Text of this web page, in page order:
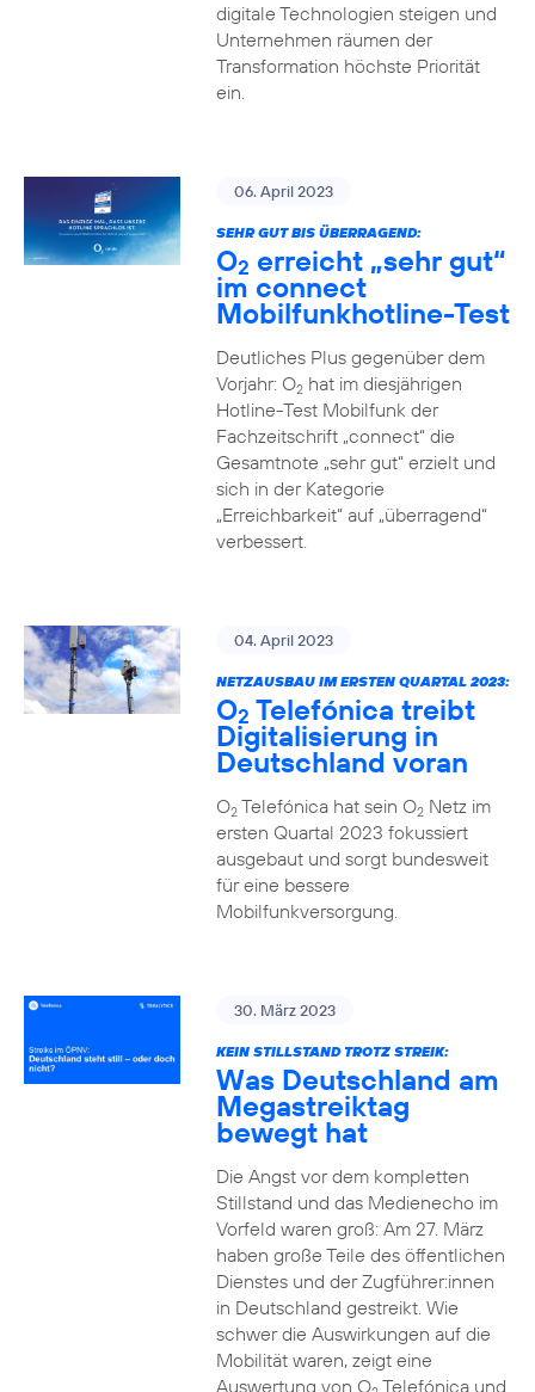
digitale Technologien steigen und
Unternehmen räumen der
Transformation höchste Priorität
ein.
06. April 2023
SEHR GUT BIS ÜBERRAGEND:
O2 erreicht „sehr gut“
im connect
Mobilfunkhotline-Test
Deutliches Plus gegenüber dem
Vorjahr: O2hat im diesjährigen
Hotline-Test Mobilfunk der
Fachzeitschrift „connect“ die
Gesamtnote „sehr gut“ erzielt und
sich in der Kategorie
„Erreichbarkeit“ auf „überragend“
verbessert.
04. April 2023
NETZAUSBAU IM ERSTEN QUARTAL 2023:
O2 Telefónica treibt
Digitalisierung in
Deutschland voran
O2Telefónica hat sein O2Netz im
ersten Quartal 2023 fokussiert
ausgebaut und sorgt bundesweit
für eine bessere
Mobilfunkversorgung.
30. März 2023
KEIN STILLSTAND TROTZ STREIK:
Was Deutschland am
Megastreiktag
bewegt hat
Die Angst vor dem kompletten
Stillstand und das Medienecho im
Vorfeld waren groß: Am 27. März
haben große Teile des öffentlichen
Dienstes und der Zugführer:innen
in Deutschland gestreikt. Wie
schwer die Auswirkungen auf die
Mobilität waren, zeigt eine
Auswertung von O Telefónica und